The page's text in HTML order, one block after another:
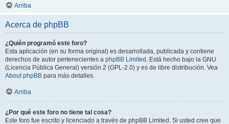
Arriba
Acerca de phpBB
¿Quién programó este foro?
Esta aplicación (en su forma original) es desarrollada, publicada y contiene
derechos de autor pertenecientes a phpBB Limited . Está hecho bajo la GNU
(Licencia Pública General) versión 2 (GPL-2.0) y es de libre distribución. Vea
About phpBB para más detalles.
Arriba
¿Por qué este foro no tiene tal cosa?
Este foro fue escrito y licenciado a través de phpBB Limited. Si usted cree que